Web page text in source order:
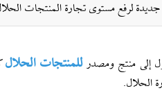
لرفع مستوى تجارة المنتجات
إلى منتج ومصدر للمنتجات الحلال
الحلال.